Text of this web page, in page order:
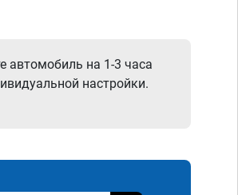
автомобиль на 1-3 часа
настройки.